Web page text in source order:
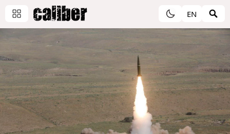
EN